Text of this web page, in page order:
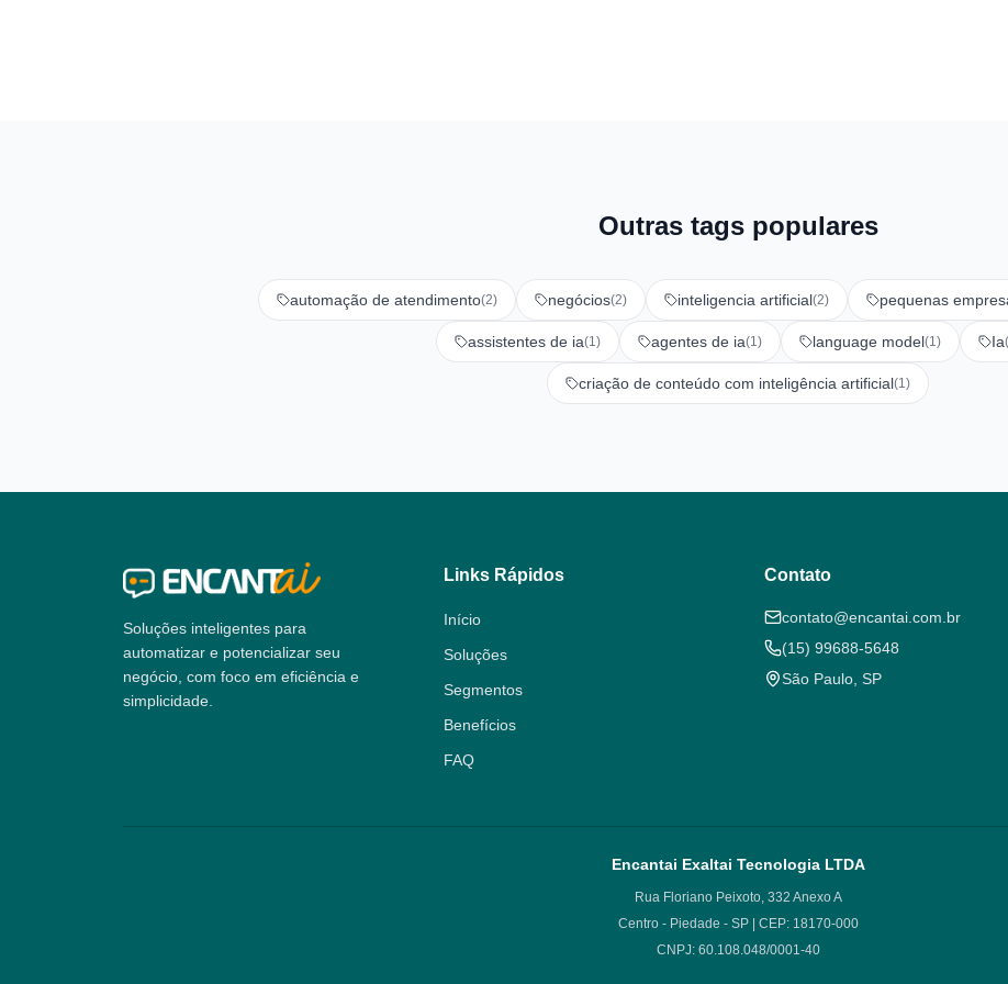
Outras tags populares
automação de atendimento(2) negócios(2) inteligencia artificial(2) pequenas
assistentes de ia(1) agentes de ia(1) language model(1) Ia
criação de conteúdo com inteligência artificial(1)
Soluções inteligentes para
automatizar e potencializar seu
negócio, com foco em eficiência e
simplicidade.
Links Rápidos
Início
Soluções
Segmentos
Benefícios
FAQ
Contato
contato@encantai.com.br
(15) 99688-5648
São Paulo, SP
Encantai Exaltai Tecnologia LTDA
Rua Floriano Peixoto, 332 Anexo A
Centro - Piedade - SP | CEP: 18170-000
CNPJ: 60.108.048/0001-40